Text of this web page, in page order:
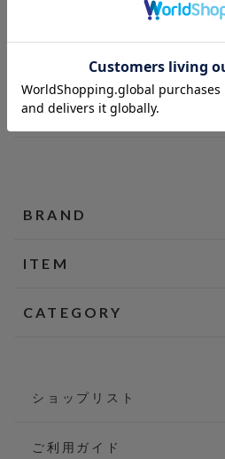
BRAND
ITEM
CATEGORY
ショップリスト
ご利用ガイド